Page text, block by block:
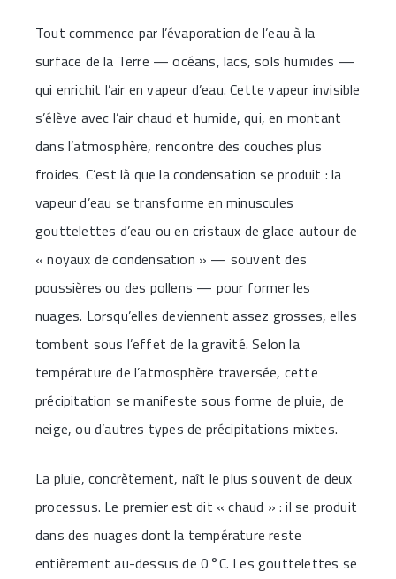
Tout commence par l’évaporation de l’eau à la
surface de la Terre — océans, lacs, sols humides —
qui enrichit l’air en vapeur d’eau. Cette vapeur invisible
s’élève avec l’air chaud et humide, qui, en montant
dans l’atmosphère, rencontre des couches plus
froides. C’est là que la condensation se produit : la
vapeur d’eau se transforme en minuscules
gouttelettes d’eau ou en cristaux de glace autour de
« noyaux de condensation » — souvent des
poussières ou des pollens — pour former les
nuages. Lorsqu’elles deviennent assez grosses, elles
tombent sous l’effet de la gravité. Selon la
température de l’atmosphère traversée, cette
précipitation se manifeste sous forme de pluie, de
neige, ou d’autres types de précipitations mixtes.
La pluie, concrètement, naît le plus souvent de deux
processus. Le premier est dit « chaud » : il se produit
dans des nuages dont la température reste
entièrement au-dessus de 0 °C. Les gouttelettes se